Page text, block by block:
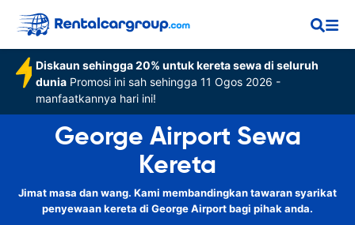
Diskaun sehingga 20% untuk kereta sewa di seluruh
dunia Promosi ini sah sehingga 11 Ogos 2026 -
manfaatkannya hari ini!
George Airport Sewa
Kereta
Jimat masa dan wang. Kami membandingkan tawaran syarikat
penyewaan kereta di George Airport bagi pihak anda.